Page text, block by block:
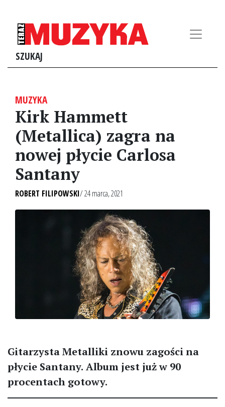
SZUKAJ
MUZYKA
Kirk Hammett
(Metallica) zagra na
nowej płycie Carlosa
Santany
ROBERT FILIPOWSKI/ 24 marca, 2021
Gitarzysta Metalliki znowu zagości na
płycie Santany. Album jest już w 90
procentach gotowy.